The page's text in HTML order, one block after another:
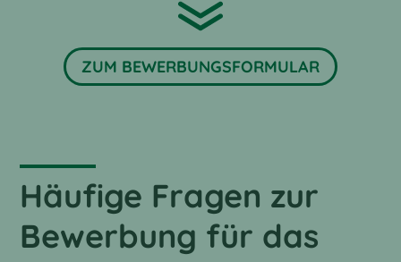
ZUM BEWERBUNGSFORMULAR
Häufige Fragen zur
Bewerbung für das